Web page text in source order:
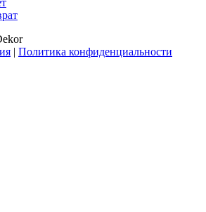
| Политика конфиденциальности